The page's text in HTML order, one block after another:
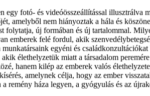
egy fotó- és videóösszeállítással illusztrálva
amelyből nem hiányoztak a hála és
folytatja, új formában és új tartalommal.
emberek felé fordul, akik
munkatársaink egyéni és
élethelyzetük miatt a társadalom
hanem kilép az emberek valós
amelynek célja, hogy az ember
remény háza legyen, a gyógyulás és az